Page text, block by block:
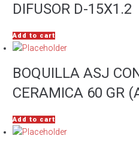
DIFUSOR D-15X1.2
Add to cart
BOQUILLA ASJ
CERAMICA 60 GR
Add to cart